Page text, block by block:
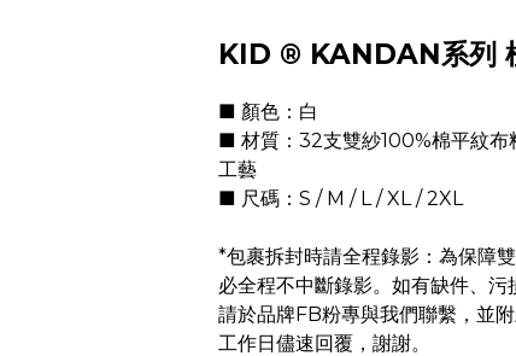
KID ® KANDAN系列
■ 顏色：白
■ 材質：32支雙紗100%棉平紋布
工藝
■ 尺碼：S / M / L / XL / 2XL
*包裹拆封時請全程錄影：為保障
必全程不中斷錄影。如有缺件、污
請於品牌FB粉專與我們聯繫，並
工作日儘速回覆，謝謝。